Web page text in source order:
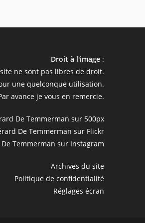
Droit à l'image:
ne sont pas libres de droit.
une quelconque utilisation.
avance je vous en remercie.
De Temmerman sur 500px
De Temmerman sur Flickr
Temmerman sur Instagram
Archives du site
Politique de confidentialité
Réglages écran